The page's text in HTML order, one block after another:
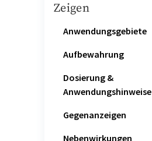
Zeigen
Anwendungsgebiete
Aufbewahrung
Dosierung &
Anwendungshinweise
Gegenanzeigen
Nebenwirkungen